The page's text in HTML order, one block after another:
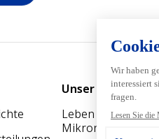
Unser Team
Leben bei
Mikron